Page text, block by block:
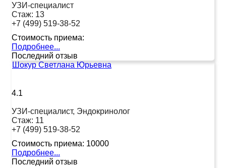
УЗИ-специалист
Стаж: 13
+7 (499) 519-38-52
Стоимость приема:
Подробнее...
Последний отзыв
Шокур Светлана Юрьевна
4.1
УЗИ-специалист, Эндокринолог
Стаж: 11
+7 (499) 519-38-52
Стоимость приема: 10000
Подробнее...
Последний отзыв